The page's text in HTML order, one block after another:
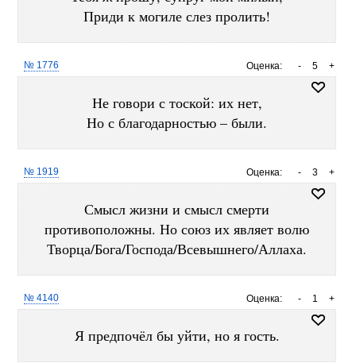
Приди к могиле слез пролить!
Оценка: +
5
-
№ 1776
Не говори с тоской: их нет,
Но с благодарностью – были.
Оценка: +
3
-
№ 1919
Смысл жизни и смысл смерти
противоположны. Но союз их являет волю
Творца/Бога/Господа/Всевышнего/Аллаха.
Оценка: +
1
-
№ 4140
Я предпочёл бы уйти, но я гость.